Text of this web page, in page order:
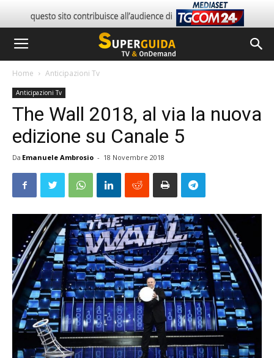
Home Anticipazioni Tv
Anticipazioni Tv
The Wall 2018, al via la nuova
edizione su Canale 5
Da Emanuele Ambrosio - 18 Novembre 2018